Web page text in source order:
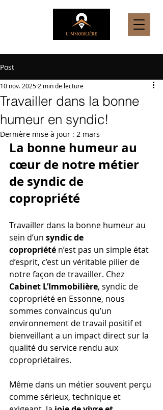
Post
Travailler dans la bonne
humeur en syndic!
10 nov. 2025 2 min de lecture
Dernière mise à jour : 2 mars
La bonne humeur au
cœur de notre métier
de syndic de
copropriété
Travailler dans la bonne humeur au
sein d’un syndic de
copropriété n’est pas un simple état
d’esprit, c’est un véritable pilier de
notre façon de travailler. Chez
Cabinet L’Immobilière, syndic de
copropriété en Essonne, nous
sommes convaincus qu’un
environnement de travail positif et
bienveillant a un impact direct sur la
qualité du service rendu aux
copropriétaires.
Même dans un métier souvent perçu
comme sérieux, technique et